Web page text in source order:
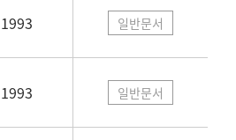
1993 일반문서
1993 일반문서